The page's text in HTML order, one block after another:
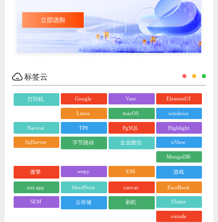
标签云
打印机 Google Vant ElementUI
Linux macOS windows
Navicat TP8 PgSQL Highlight
SqlServer 字节跳动 企业微信 uView
MongoDB
微擎 wepy ES6 游戏
uni-app WordPress canvas FaceBook
SEM 云存储 刷机 Flutter
vscode